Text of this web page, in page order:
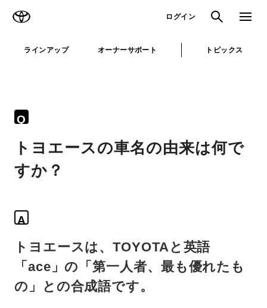
ログイン 検索 メニュ
ラインアップ オーナーサポート トピックス
Q
トヨエースの車名の由来は何で
すか？
A
トヨエースは、TOYOTAと英語
「ace」の「第一人者、最も優れたも
の」との合成語です。